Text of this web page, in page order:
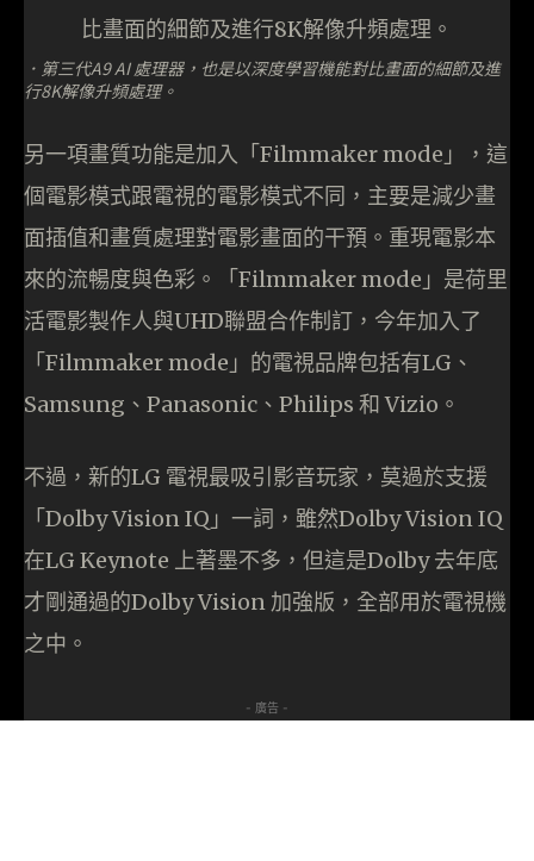
．第三代A9 AI 處理器，也是以深度學習機能對比畫面的細節及進
行8K解像升頻處理。
另一項畫質功能是加入「Filmmaker mode」，這
個電影模式跟電視的電影模式不同，主要是減少畫
面插值和畫質處理對電影畫面的干預。重現電影本
來的流暢度與色彩。「Filmmaker mode」是荷里
活電影製作人與UHD聯盟合作制訂，今年加入了
「Filmmaker mode」的電視品牌包括有LG、
Samsung、Panasonic、Philips 和 Vizio。
不過，新的LG 電視最吸引影音玩家，莫過於支援
「Dolby Vision IQ」一詞，雖然Dolby Vision IQ
在LG Keynote 上著墨不多，但這是Dolby 去年底
才剛通過的Dolby Vision 加強版，全部用於電視機
之中。
- 廣告 -